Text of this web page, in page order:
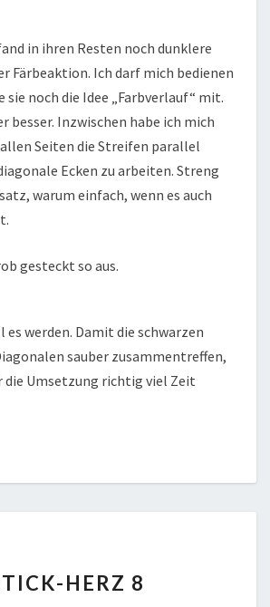
in ihren Resten noch dunklere
Färbeaktion. Ich darf mich bedienen
noch die Idee „Farbverlauf“ mit.
besser. Inzwischen habe ich mich
Seiten die Streifen parallel
Ecken zu arbeiten. Streng
warum einfach, wenn es auch
gesteckt so aus.
es werden. Damit die schwarzen
sauber zusammentreffen,
Umsetzung richtig viel Zeit
HERZ
HERZ 8